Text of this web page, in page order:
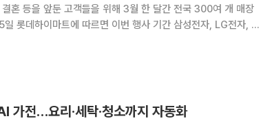
혼 등을 앞둔 고객들을 위해 3월 한 달간 전국 300여 개 매장
포크 AI
가전…요리·세탁·청소까지 자동화